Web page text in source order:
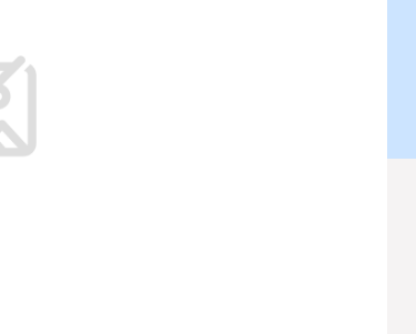
regiónu stabilné a príjemné
aktivitám.